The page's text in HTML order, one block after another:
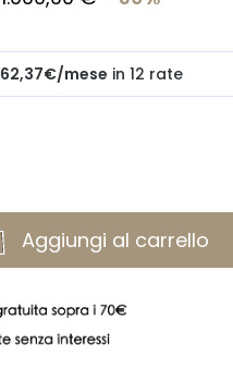
Aggiungi al carrello